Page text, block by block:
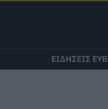
ΕΙΔΗΣΕΙΣ